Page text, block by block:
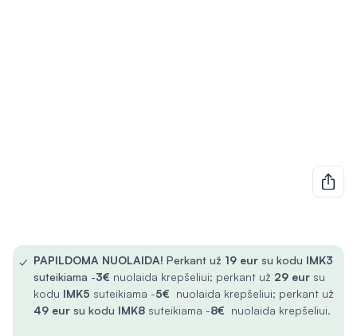
✓ PAPILDOMA NUOLAIDA! Perkant už 19 eur su kodu IMK3
suteikiama -3€ nuolaida krepšeliui; perkant už 29 eur su
kodu IMK5 suteikiama -5€ nuolaida krepšeliui; perkant už
49 eur su kodu IMK8 suteikiama -8€ nuolaida krepšeliui.